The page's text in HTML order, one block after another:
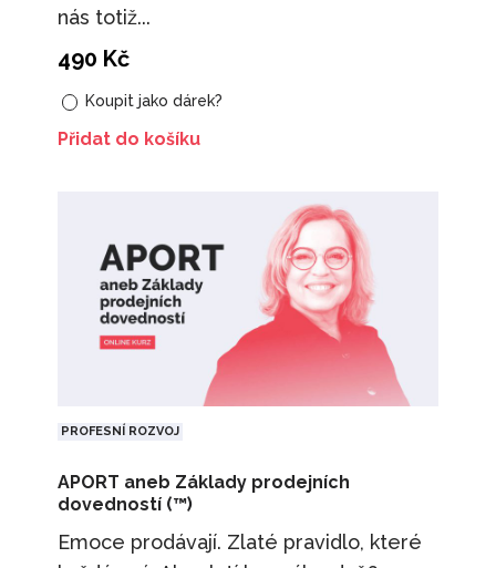
nás totiž...
490 Kč
Koupit jako dárek?
Přidat do košíku
PROFESNÍ ROZVOJ
APORT aneb Základy prodejních
dovedností (™)
Emoce prodávají. Zlaté pravidlo, které